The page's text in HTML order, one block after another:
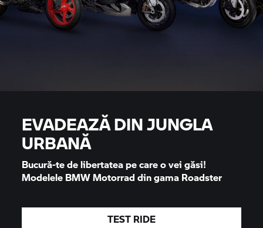
EVADEAZĂ DIN JUNGLA
URBANĂ
Bucură-te de libertatea pe care o vei găsi!
Modelele BMW Motorrad din gama Roadster
TEST RIDE